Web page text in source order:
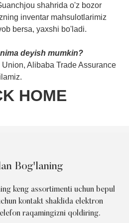
shahrida o'z bozor
inventar mahsulotlarimiz
bersa, yaxshi bo'ladi.
deyish mumkin?
Union, Alibaba Trade Assurance
HOME
Bog'laning
keng assortimenti uchun bepul
kontakt shaklida elektron
raqamingizni qoldiring.